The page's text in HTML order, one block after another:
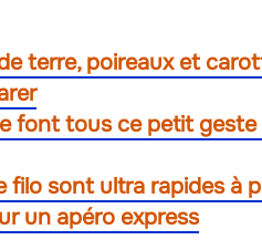
terre, poireaux et
font tous ce petit
filo sont ultra rapides à
un apéro express